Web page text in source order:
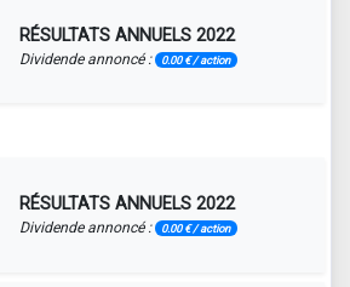
RÉSULTATS ANNUELS 2022
Dividende annoncé : 0.00 € / action
RÉSULTATS ANNUELS 2022
Dividende annoncé : 0.00 € / action